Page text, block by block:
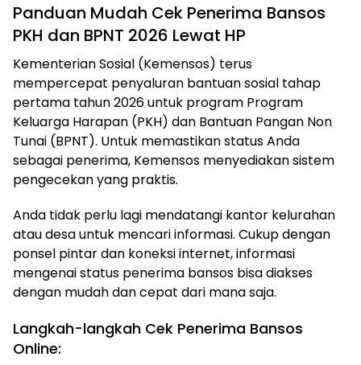
Panduan Mudah Cek Penerima Bansos
PKH dan BPNT 2026 Lewat HP
Kementerian Sosial (Kemensos) terus
mempercepat penyaluran bantuan sosial tahap
pertama tahun 2026 untuk program Program
Keluarga Harapan (PKH) dan Bantuan Pangan Non
Tunai (BPNT). Untuk memastikan status Anda
sebagai penerima, Kemensos menyediakan sistem
pengecekan yang praktis.
Anda tidak perlu lagi mendatangi kantor kelurahan
atau desa untuk mencari informasi. Cukup dengan
ponsel pintar dan koneksi internet, informasi
mengenai status penerima bansos bisa diakses
dengan mudah dan cepat dari mana saja.
Langkah-langkah Cek Penerima Bansos
Online: